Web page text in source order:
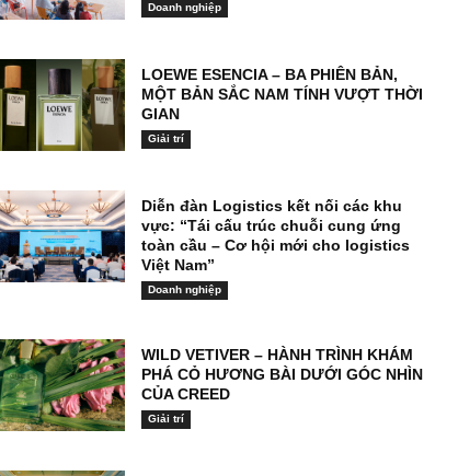
Doanh nghiệp
LOEWE ESENCIA – BA PHIÊN BẢN,
MỘT BẢN SẮC NAM TÍNH VƯỢT THỜI
GIAN
Giải trí
Diễn đàn Logistics kết nối các khu
vực: “Tái cấu trúc chuỗi cung ứng
toàn cầu – Cơ hội mới cho logistics
Việt Nam”
Doanh nghiệp
WILD VETIVER – HÀNH TRÌNH KHÁM
PHÁ CỎ HƯƠNG BÀI DƯỚI GÓC NHÌN
CỦA CREED
Giải trí